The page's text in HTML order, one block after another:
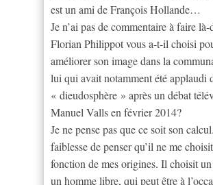
est un ami de François Hollande…
Je n’ai pas de commentaire à faire là-
Florian Philippot vous a-t-il choisi
améliorer son image dans la
lui qui avait notamment été applaudi
« dieudosphère » après un débat
Manuel Valls en février 2014?
Je ne pense pas que ce soit son
faiblesse de penser qu’il ne me
fonction de mes origines. Il choisit un
un homme libre, qui peut être à